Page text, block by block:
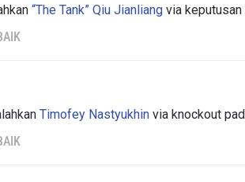
“The Tank” Qiu Jianliang via keputusan
Timofey Nastyukhin via knockout
akses ke berita terbaru,